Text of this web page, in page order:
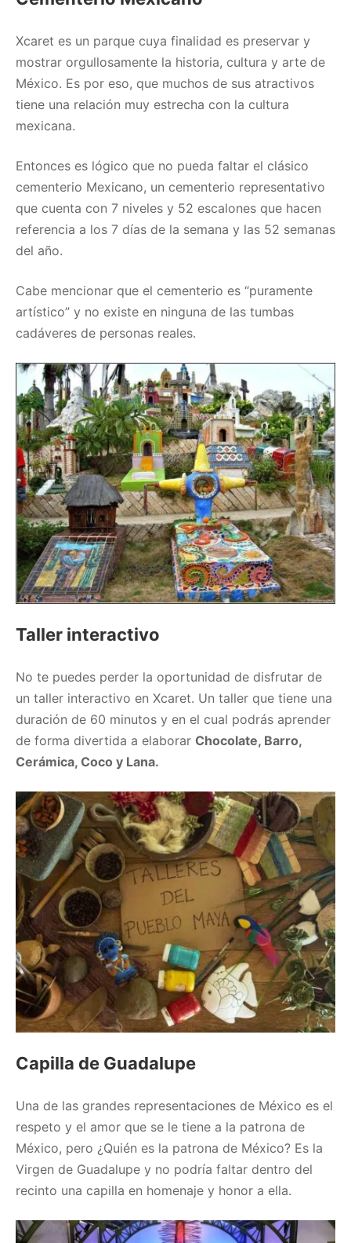
Xcaret es un parque cuya finalidad es preservar y
mostrar orgullosamente la historia, cultura y arte de
México. Es por eso, que muchos de sus atractivos
tiene una relación muy estrecha con la cultura
mexicana.
Entonces es lógico que no pueda faltar el clásico
cementerio Mexicano, un cementerio representativo
que cuenta con 7 niveles y 52 escalones que hacen
referencia a los 7 días de la semana y las 52 semanas
del año.
Cabe mencionar que el cementerio es “puramente
artístico” y no existe en ninguna de las tumbas
cadáveres de personas reales.
Taller interactivo
No te puedes perder la oportunidad de disfrutar de
un taller interactivo en Xcaret. Un taller que tiene una
duración de 60 minutos y en el cual podrás aprender
de forma divertida a elaborar Chocolate, Barro,
Cerámica, Coco y Lana.
Capilla de Guadalupe
Una de las grandes representaciones de México es el
respeto y el amor que se le tiene a la patrona de
México, pero ¿Quién es la patrona de México? Es la
Virgen de Guadalupe y no podría faltar dentro del
recinto una capilla en homenaje y honor a ella.